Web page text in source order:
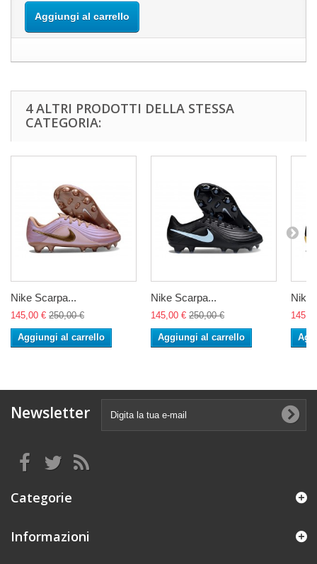
Aggiungi al carrello
4 ALTRI PRODOTTI DELLA STESSA
CATEGORIA:
Nike Scarpa...
145,00 € 250,00 €
Aggiungi al carrello
Nike Scarpa...
145,00 € 250,00 €
Aggiungi al carrello
Nike
Newsletter
Categorie
Informazioni